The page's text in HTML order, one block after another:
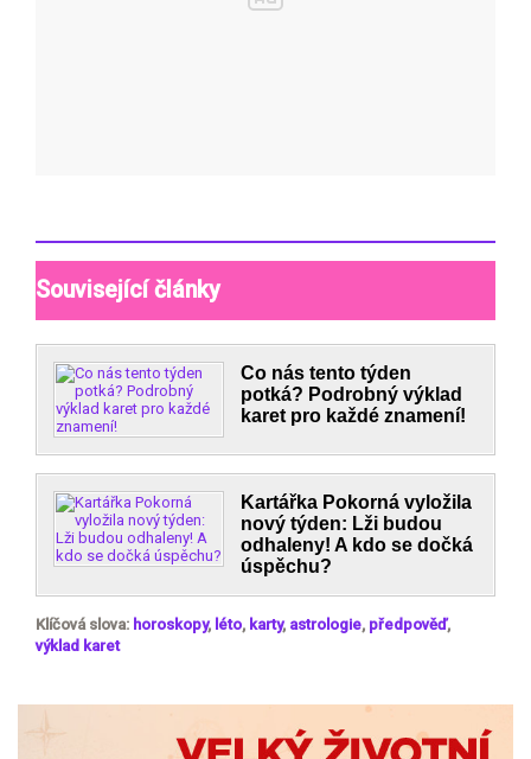
Související články
Co nás tento týden
potká? Podrobný výklad
karet pro každé znamení!
Kartářka Pokorná vyložila
nový týden: Lži budou
odhaleny! A kdo se dočká
úspěchu?
Klíčová slova: horoskopy, léto, karty, astrologie, předpověď,
výklad karet